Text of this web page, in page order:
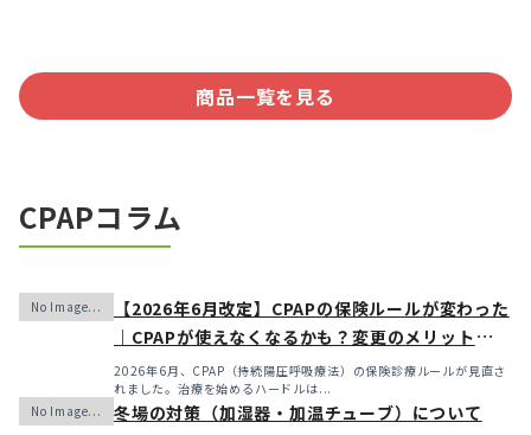
商品一覧を見る
CPAPコラム
【2026年6月改定】CPAPの保険ルールが変わった
｜CPAPが使えなくなるかも？変更のメリット・デ
メリットと「購入」という選択肢
2026年6月、CPAP（持続陽圧呼吸療法）の保険診療ルールが見直さ
れました。治療を始めるハードルは...
冬場の対策（加湿器・加温チューブ）について